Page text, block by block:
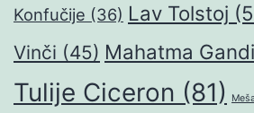
Konfučije (36) Lav Tolstoj
Vinči (45) Mahatma Gandi
Tulije Ciceron (81)